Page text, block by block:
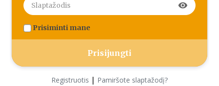
visibility
Prisiminti mane
Registruotis | Pamiršote slaptažodį?